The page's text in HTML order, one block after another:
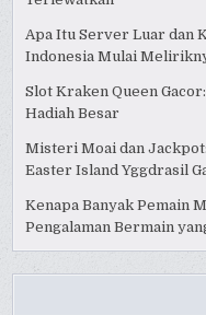
Apa Itu Server Luar dan
Indonesia Mulai
Slot Kraken Queen
Hadiah Besar
Misteri Moai dan
Easter Island Yggdrasil
Kenapa Banyak Pemain
Pengalaman Bermain